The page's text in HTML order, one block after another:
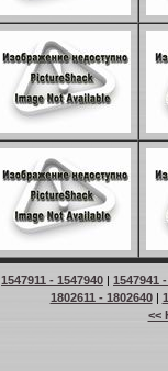
1547911 - 1547940 | 1547941
1802611 - 1802640|
<<